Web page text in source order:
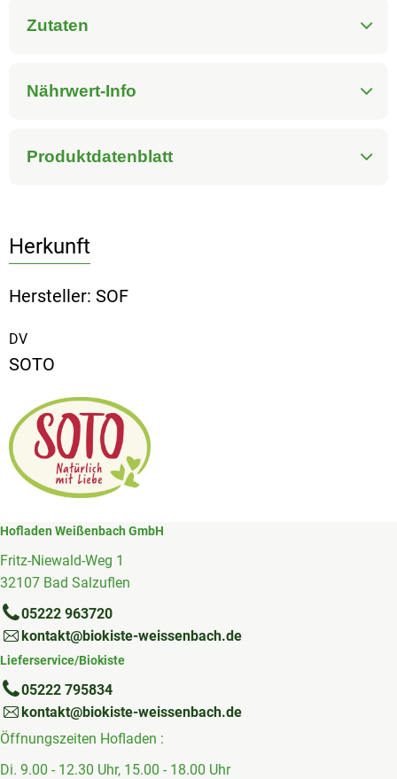
Zutaten
Nährwert-Info
Produktdatenblatt
Herkunft
Hersteller: SOF
DV
SOTO
Hofladen Weißenbach GmbH
Fritz-Niewald-Weg 1
32107 Bad Salzuflen
05222 963720
kontakt@biokiste-weissenbach.de
Lieferservice/Biokiste
05222 795834
kontakt@biokiste-weissenbach.de
Öffnungszeiten Hofladen :
Di. 9.00 - 12.30 Uhr, 15.00 - 18.00 Uhr